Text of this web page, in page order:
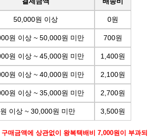
50,000원 이상 0원
원 이상 ~ 50,000원 미만 700원
원 이상 ~ 45,000원 미만 1,400원
원 이상 ~ 40,000원 미만 2,100원
원 이상 ~ 35,000원 미만 2,700원
이상 ~ 30,000원 미만 3,500원
매금액에 상관없이 왕복택배비 7,000원이 부과되